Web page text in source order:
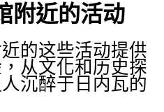
附近的活动
近的这些活动提供
从文化和历史探
沉醉于日内瓦的